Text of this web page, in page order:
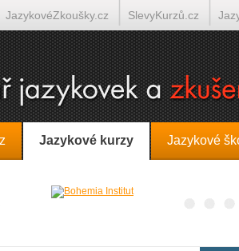
Jazykové kurzy Jazykové
JazykovéZkoušky.cz SlevyKurzů.cz
Italština on-line Tlumočení-